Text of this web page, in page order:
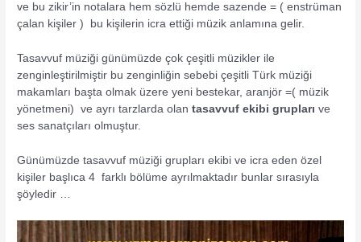
ve bu zikir’in notalara hem sözlü hemde sazende = ( enstrüman
çalan kişiler ) bu kişilerin icra ettiği müzik anlamına gelir.
Tasavvuf müziği günümüzde çok çeşitli müzikler ile
zenginleştirilmiştir bu zenginliğin sebebi çeşitli Türk müziği
makamları başta olmak üzere yeni bestekar, aranjör =( müzik
yönetmeni) ve ayrı tarzlarda olantasavvuf ekibi grupları ve
ses sanatçıları olmuştur.
Günümüzde tasavvuf müziği grupları ekibi ve icra eden özel
kişiler başlıca 4 farklı bölüme ayrılmaktadır bunlar sırasıyla
şöyledir …